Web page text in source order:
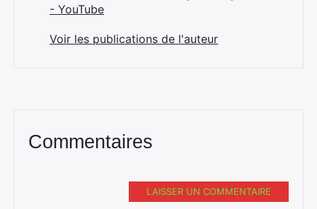
- YouTube
Voir les publications de l'auteur
Commentaires
LAISSER UN COMMENTAIRE